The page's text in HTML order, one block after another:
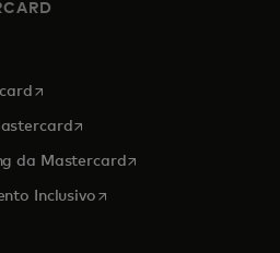
uma nova guia
abre em uma nova guia
abre em uma nova guia
da Mastercardabre em uma nova
Inclusivoabre em uma nova guia